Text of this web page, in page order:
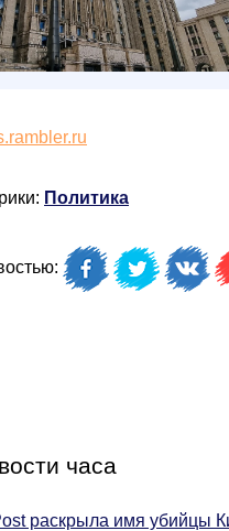
Политика
часа
раскрыла имя убийцы